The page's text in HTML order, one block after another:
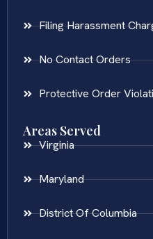
Filing Harassment
No Contact Orders
Protective Order
Areas Served
Virginia
Maryland
District Of Columbia